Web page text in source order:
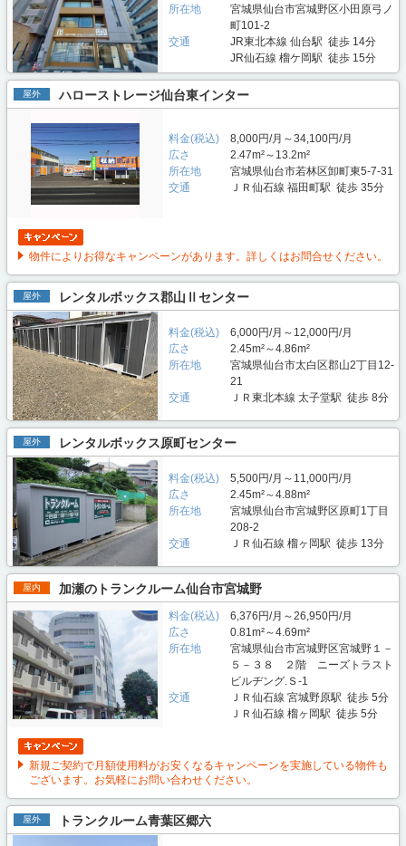
所在地
宮城県仙台市宮城野区小田原弓ノ
町101-2
交通
JR東北本線 仙台駅 徒歩 14分
JR仙石線 榴ケ岡駅 徒歩 15分
屋外 ハローストレージ仙台東インター
料金(税込)
8,000円/月～34,100円/月
広さ
2.47m²～13.2m²
所在地
宮城県仙台市若林区卸町東5-7-31
交通
ＪＲ仙石線 福田町駅 徒歩 35分
物件によりお得なキャンペーンがあります。詳しくはお問合せください。
屋外 レンタルボックス郡山Ⅱセンター
料金(税込)
6,000円/月～12,000円/月
広さ
2.45m²～4.86m²
所在地
宮城県仙台市太白区郡山2丁目12-
21
交通
ＪＲ東北本線 太子堂駅 徒歩 8分
屋外 レンタルボックス原町センター
料金(税込)
5,500円/月～11,000円/月
広さ
2.45m²～4.88m²
所在地
宮城県仙台市宮城野区原町1丁目
208-2
交通
ＪＲ仙石線 榴ヶ岡駅 徒歩 13分
屋内 加瀬のトランクルーム仙台市宮城野
料金(税込)
6,376円/月～26,950円/月
広さ
0.81m²～4.69m²
所在地
宮城県仙台市宮城野区宮城野１－
５－３８ ２階 ニーズトラスト
ビルヂング.Ｓ-1
交通
ＪＲ仙石線 宮城野原駅 徒歩 5分
ＪＲ仙石線 榴ヶ岡駅 徒歩 5分
新規ご契約で月額使用料がお安くなるキャンペーンを実施している物件も
ございます。お気軽にお問い合わせください。
屋外 トランクルーム青葉区郷六